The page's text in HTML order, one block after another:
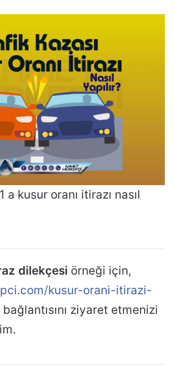
a kusur oranı itirazı nasıl
dilekçesi örneği için,
kusur-orani-itirazi-
bağlantısını ziyaret etmenizi